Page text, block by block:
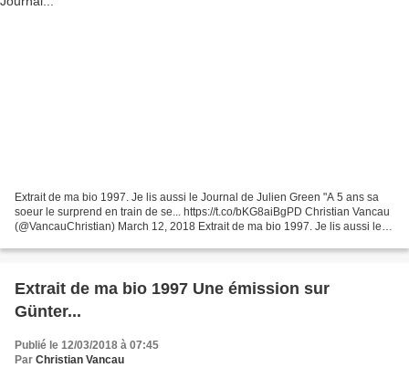
Extrait de ma bio 1997. Je lis aussi le Journal de Julien Green "A 5 ans sa
soeur le surprend en train de se... https://t.co/bKG8aiBgPD Christian Vancau
(@VancauChristian) March 12, 2018 Extrait de ma bio 1997. Je lis aussi le
Extrait de ma bio 1997 Une émission sur
Günter...
Publié le 12/03/2018 à 07:45
Par Christian Vancau